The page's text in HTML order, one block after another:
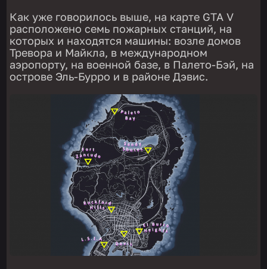
Как уже говорилось выше, на карте GTA V
расположено семь пожарных станций, на
которых и находятся машины: возле домов
Тревора и Майкла, в международном
аэропорту, на военной базе, в Палето-Бэй, на
острове Эль-Бурро и в районе Дэвис.